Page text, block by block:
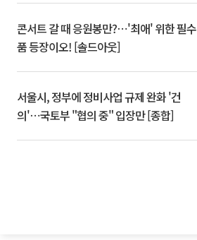
콘서트 갈 때 응원봉만?⋯'최애' 위한 필수
품 등장이오! [솔드아웃]
서울시, 정부에 정비사업 규제 완화 '건
의'⋯국토부 "협의 중" 입장만 [종합]